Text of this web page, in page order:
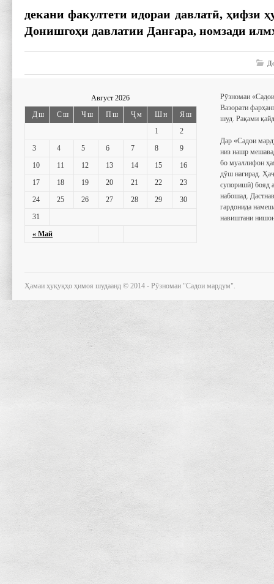
декани факултети идораи давлатӣ, ҳифзи
Донишгоҳи давлатии Данғара, номзади
Август 2026
Дш
Сш Чш Пш Ҷм Шн Яш
« Май
1
2
3
4 5 6 7 8
9
10
11 12 13 14 15
16
17
18 19 20 21 22
23
24
25 26 27 28 29
30
31
Рӯзномаи
Вазорати
шуд. Рақами
Дар «Садои
низ нашр
бо муаллифон
дӯш нагирад.
супоришӣ) бояд
набошад.
гардонида
навиштани
Ҳамаи ҳуқуқҳо ҳимоя шудаанд © 2014 - Рӯзномаи "Садои мардум".